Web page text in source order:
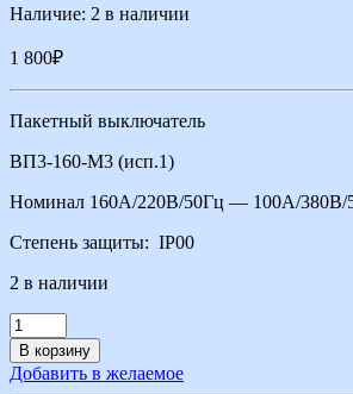
Наличие: 2 в наличии
1 800₽
Пакетный выключатель
ВП3-160-М3 (исп.1)
Номинал 160А/220В/50Гц — 100А/380В/
Степень защиты: IP00
2 в наличии
В корзину
Добавить в желаемое